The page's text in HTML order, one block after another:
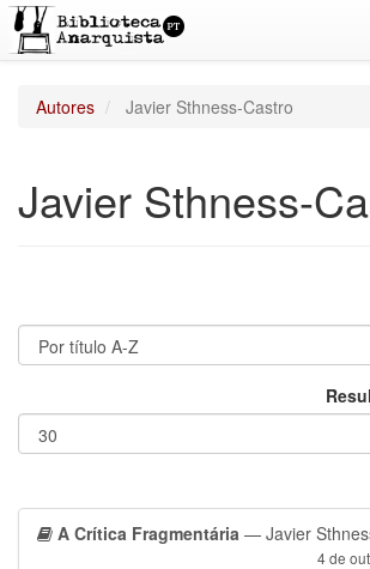
Autores Javier Sthness-Castro
Javier Sthness-
A Crítica Fragmentária — Javier
4 de